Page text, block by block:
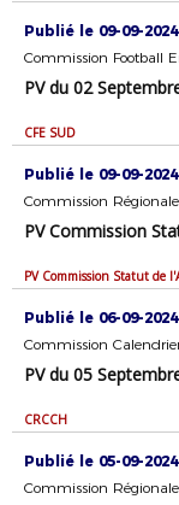
Publié le 09-09-2024
Commission Football
PV du 02
CFE SUD
Publié le 09-09-2024
Commission
PV Commission
PV Commission Statut de
Publié le 06-09-2024
PV du 05
CRCCH
Publié le 05-09-2024
Commission